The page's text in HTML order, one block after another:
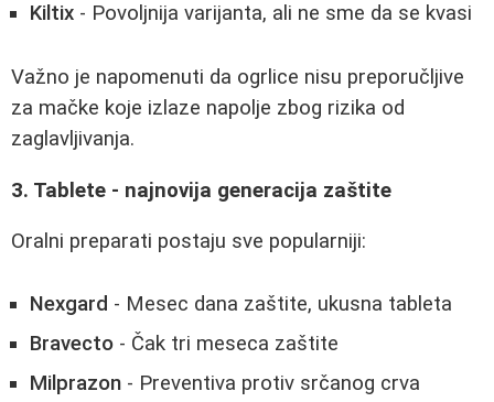
Kiltix - Povoljnija varijanta, ali ne sme da se kvasi
Važno je napomenuti da ogrlice nisu preporučljive
za mačke koje izlaze napolje zbog rizika od
zaglavljivanja.
3. Tablete - najnovija generacija zaštite
Oralni preparati postaju sve popularniji:
Nexgard - Mesec dana zaštite, ukusna tableta
Bravecto - Čak tri meseca zaštite
Milprazon - Preventiva protiv srčanog crva